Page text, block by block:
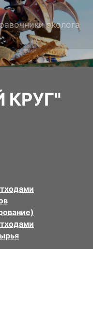
эколога